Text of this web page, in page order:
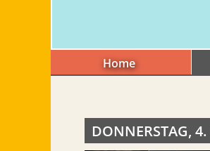
Home
DONNERSTAG,